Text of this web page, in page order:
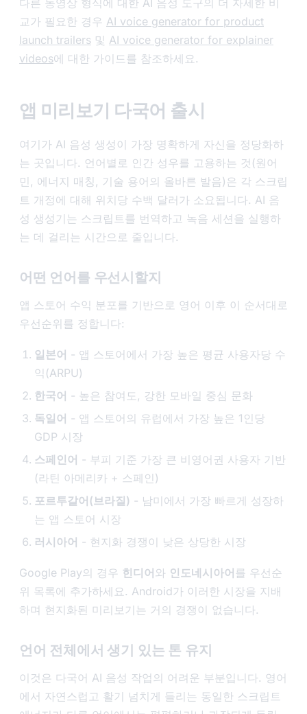
교가 필요한 경우 AI voice generator for product
launch trailers 및 AI voice generator for explainer
videos에 대한 가이드를 참조하세요.
앱 미리보기 다국어 출시
여기가 AI 음성 생성이 가장 명확하게 자신을 정당화하
는 곳입니다. 언어별로 인간 성우를 고용하는 것(원어
민, 에너지 매칭, 기술 용어의 올바른 발음)은 각 스크립
트 개정에 대해 위치당 수백 달러가 소요됩니다. AI 음
성 생성기는 스크립트를 번역하고 녹음 세션을 실행하
는 데 걸리는 시간으로 줄입니다.
어떤 언어를 우선시할지
앱 스토어 수익 분포를 기반으로 영어 이후 이 순서대로
우선순위를 정합니다:
일본어 - 앱 스토어에서 가장 높은 평균 사용자당 수
익(ARPU)
한국어 - 높은 참여도, 강한 모바일 중심 문화
독일어 - 앱 스토어의 유럽에서 가장 높은 1인당
GDP 시장
스페인어 - 부피 기준 가장 큰 비영어권 사용자 기반
(라틴 아메리카 + 스페인)
포르투갈어(브라질) - 남미에서 가장 빠르게 성장하
는 앱 스토어 시장
러시아어 - 현지화 경쟁이 낮은 상당한 시장
Google Play의 경우 힌디어와 인도네시아어를 우선순
위 목록에 추가하세요. Android가 이러한 시장을 지배
하며 현지화된 미리보기는 거의 경쟁이 없습니다.
언어 전체에서 생기 있는 톤 유지
이것은 다국어 AI 음성 작업의 어려운 부분입니다. 영어
에서 자연스럽고 활기 넘치게 들리는 동일한 스크립트